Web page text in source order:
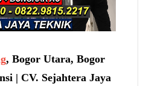
, Bogor Utara, Bogor
| CV. Sejahtera Jaya